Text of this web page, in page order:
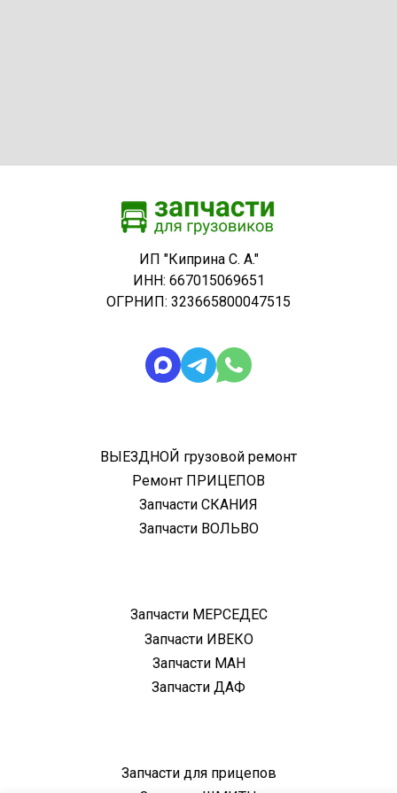
ИП "Киприна С. А."
ИНН: 667015069651
ОГРНИП: 323665800047515
ВЫЕЗДНОЙ грузовой ремонт
Ремонт ПРИЦЕПОВ
Запчасти СКАНИЯ
Запчасти ВОЛЬВО
Запчасти МЕРСЕДЕС
Запчасти ИВЕКО
Запчасти МАН
Запчасти ДАФ
Запчасти для прицепов